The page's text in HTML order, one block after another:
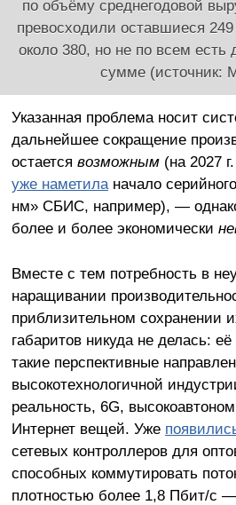
по объёму среднегодовой
превосходили оставшиеся 249
около 380, но не по всем есть
сумме (источник:
Указанная проблема носит
дальнейшее сокращение
остается возможным(на 2027
уже наметиланачало
нм» СБИС, например), —
более и более экономически
Вместе с тем потребность в
наращивании
приблизительном сохранении
габаритов никуда не делась:
такие перспективные
высокотехнологичной
реальность, 6G,
Интернет вещей. Уже
сетевых контроллеров для
способных коммутировать
плотностью более 1,8 Пбит/с